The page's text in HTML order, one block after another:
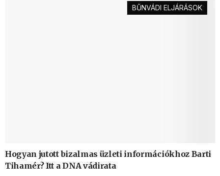
BŰNVÁDI ELJÁRÁSOK
Hogyan jutott bizalmas üzleti információkhoz Barti
Tihamér? Itt a DNA vádirata